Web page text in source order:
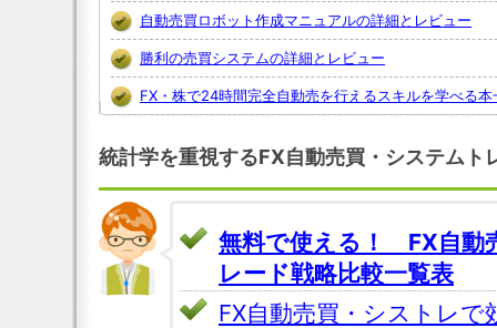
自動売買ロボット作成マニュアルの詳細とレビュー
勝利の売買システムの詳細とレビュー
FX・株で24時間完全自動売を行えるスキルを学べる本
統計学を重視するFX自動売買・システムト
無料で使える！ FX自動
レード戦略比較一覧表
FX自動売買・シストレで